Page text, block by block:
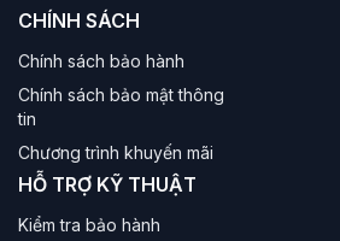
CHÍNH SÁCH
Chính sách bảo hành
Chính sách bảo mật thông
tin
Chương trình khuyến mãi
HỖ TRỢ KỸ THUẬT
Kiểm tra bảo hành